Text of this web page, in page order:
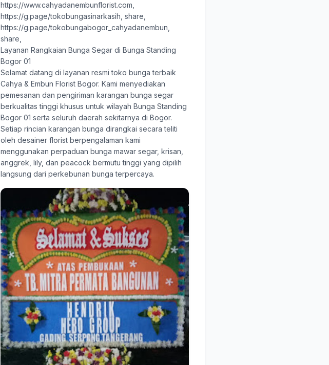
https://www.cahyadanembunflorist.com,
https://g.page/tokobungasinarkasih, share
https://g.page/tokobungabogor_cahyadanembun,
share,
Layanan Rangkaian Bunga Segar di Bunga Standing
Bogor 01
Selamat datang di layanan resmi toko bunga terbaik
Cahya & Embun Florist Bogor. Kami menyediakan
pemesanan dan pengiriman karangan bunga segar
berkualitas tinggi khusus untuk wilayah Bunga Standing
Bogor 01 serta seluruh daerah sekitarnya di Bogor.
Setiap rincian karangan bunga dirangkai secara teliti
oleh desainer florist berpengalaman kami
menggunakan perpaduan bunga mawar segar, krisan,
anggrek, lily, dan peacock bermutu tinggi yang dipilih
langsung dari perkebunan bunga terpercaya.